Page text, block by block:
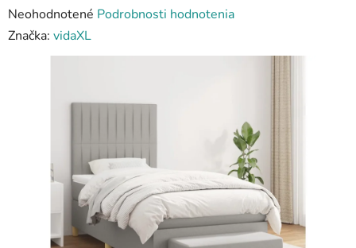
Priemerné
hodnotenie
produktu
hviezdičiek.
Neohodnotené Podrobnosti hodnotenia
Značka: vidaXL